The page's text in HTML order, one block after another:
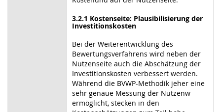
3.2.1 Kostenseite: Plausibilisierung der
Investitionskosten
Bei der Weiterentwicklung des
Bewertungsverfahrens wird neben der
Nutzenseite auch die Abschätzung der
Investitionskosten verbessert werden.
Während die BVWP-Methodik jeher eine
sehr genaue Messung der Nutzenw
ermöglicht, stecken in den